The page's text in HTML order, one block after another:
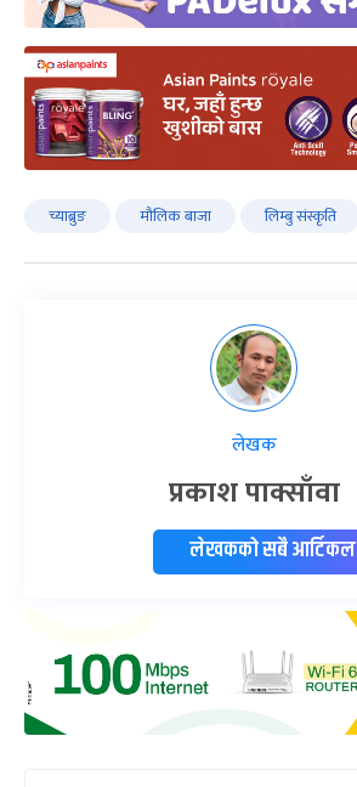
च्याब्रुङ मौलिक बाजा लिम्बु संस्कृति
लेखक
प्रकाश पाक्साँवा
लेखकको सबै आर्टिकल